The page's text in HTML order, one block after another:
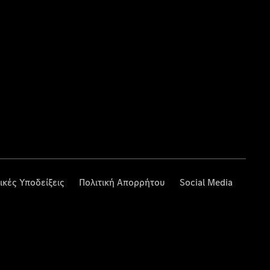
Υποδείξεις Πολιτική Απορρήτου Social Media